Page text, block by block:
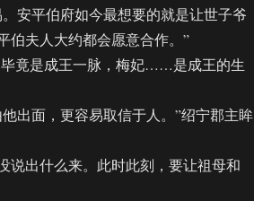
安平伯府如今最想要的就是让世子爷
伯夫人大约都会愿意合作。”
竟是成王一脉，梅妃……是成王的生
面，更容易取信于人。”绍宁郡主眸
出什么来。此时此刻，要让祖母和